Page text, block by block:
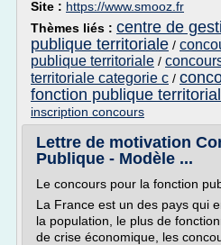
Site : https://www.smooz.fr
Thèmes liés : centre de
publique territoriale /
publique territoriale /
territoriale categorie c /
fonction publique
inscription concours
Lettre de motivation
Publique - Modèle ...
Le concours pour la fonction
La France est un des pays qui
la population, le plus de
de crise économique, les